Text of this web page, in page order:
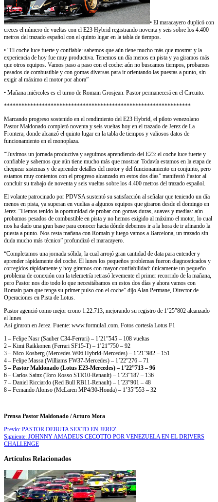
• El maracayero duplicó con
creces el número de vueltas con el E23 Hybrid registrando noventa y seis sobre los 4.400
metros del trazado español con el quinto lugar en la tabla de tiempos.
• “El coche luce fuerte y confiable: sabemos que aún tiene mucho más que mostrar y la
experiencia de hoy fue muy productiva. Tenemos un día menos en pista y ya giramos más
que otros equipos. Vamos paso a paso con el coche: aún no buscamos tiempos, probamos
pesados de combustible y con gomas diversas para ir orientando las puestas a punto, sin
exigir al máximo el motor por ahora”
• Mañana miércoles es el turno de Romain Grosjean. Pastor permanecerá en el Circuito.
****************************************************************
Marcando progreso sostenido en el rendimiento del E23 Hybrid, el piloto venezolano
Pastor Maldonado completó noventa y seis vueltas hoy en el trazado de Jerez de La
Frontera, donde alcanzó el quinto lugar en la tabla de tiempos y valiosos datos de
funcionamiento en el monoplaza.
“Tuvimos un jornada productiva y seguimos aprendiendo del E23: el coche luce fuerte y
confiable y sabemos que aún tiene mucho más que mostrar. Todavía estamos en la etapa de
chequear sistemas y de aprender detalles del motor y del funcionamiento en conjunto, pero
estamos muy contentos con el progreso alcanzado en estos dos días” manifestó Pastor al
concluir su trabajo de noventa y seis vueltas sobre los 4.400 metros del trazado español.
El volante patrocinado por PDVSA sustentó su satisfacción al señalar que teniendo un día
menos en pista, ya superan en vueltas a algunos equipos que giraron desde el domingo en
Jerez. “Hemos tenido la oportunidad de probar con gomas duras, suaves y medias: aún
probamos pesados de combustible en pista y no hemos exigido al máximo el motor, lo cual
nos ha dado una gran base para conocer hacia dónde debemos ir a la hora de ir afinando la
puesta a punto. Nos resta mañana con Romain y luego vamos a Barcelona, un trazado sin
duda mucho más técnico” profundizó el maracayero.
“Completamos una jornada sólida, la cual arrojó gran cantidad de data para entender y
aprender rápidamente del coche. El lunes los pequeños problemas fueron diagnosticados y
corregidos rápidamente y hoy giramos con mayor confiabilidad: únicamente un pequeño
problema de conexión con la telemetría retrasó levemente el primer recorrido de la mañana,
pero Pastor nos dio todo lo que necesitábamos en estos dos días y ahora vamos con
Romain para que tenga su primer pulso con el coche” dijo Alan Permane, Director de
Operaciones en Pista de Lotus.
Pastor agenció como mejor crono 1:22.713, mejorando su registro de 1’25″802 alcanzado
el lunes
Así giraron en Jerez. Fuente: www.formula1.com. Fotos cortesía Lotus F1
1 – Felipe Nasr (Sauber C34-Ferrari) – 1’21”545 – 108 vueltas
2 – Kimi Raikkonen (Ferrari SF15-T) – 1’21”750 – 92
3 – Nico Rosberg (Mercedes W06 Hybrid-Mercedes) – 1’21”982 – 151
4 – Felipe Massa (Williams FW37-Mercedes) – 1’22”276 – 71
5 – Pastor Maldonado (Lotus E23-Mercedes) – 1’22”713 – 96
6 – Carlos Sainz (Toro Rosso STR10-Renault) – 1’23”187 – 136
7 – Daniel Ricciardo (Red Bull RB11-Renault) – 1’23”901 – 48
8 – Fernando Alonso (McLaren MP4/30-Honda) – 1’35”553 – 32
Prensa Pastor Maldonado / Arturo Mora
Previo: PASTOR DEBUTA SEXTO EN JEREZ
Siguiente: JOHNNY AMADEUS CECOTTO POR VENEZUELA EN EL DRIVERS
CHALLENGE
Artículos Relacionados